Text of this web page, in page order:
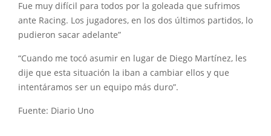
Fue muy difícil para todos por la goleada que sufrimos
ante Racing. Los jugadores, en los dos últimos partidos, lo
pudieron sacar adelante”
“Cuando me tocó asumir en lugar de Diego Martínez, les
dije que esta situación la iban a cambiar ellos y que
intentáramos ser un equipo más duro”.
Fuente: Diario Uno